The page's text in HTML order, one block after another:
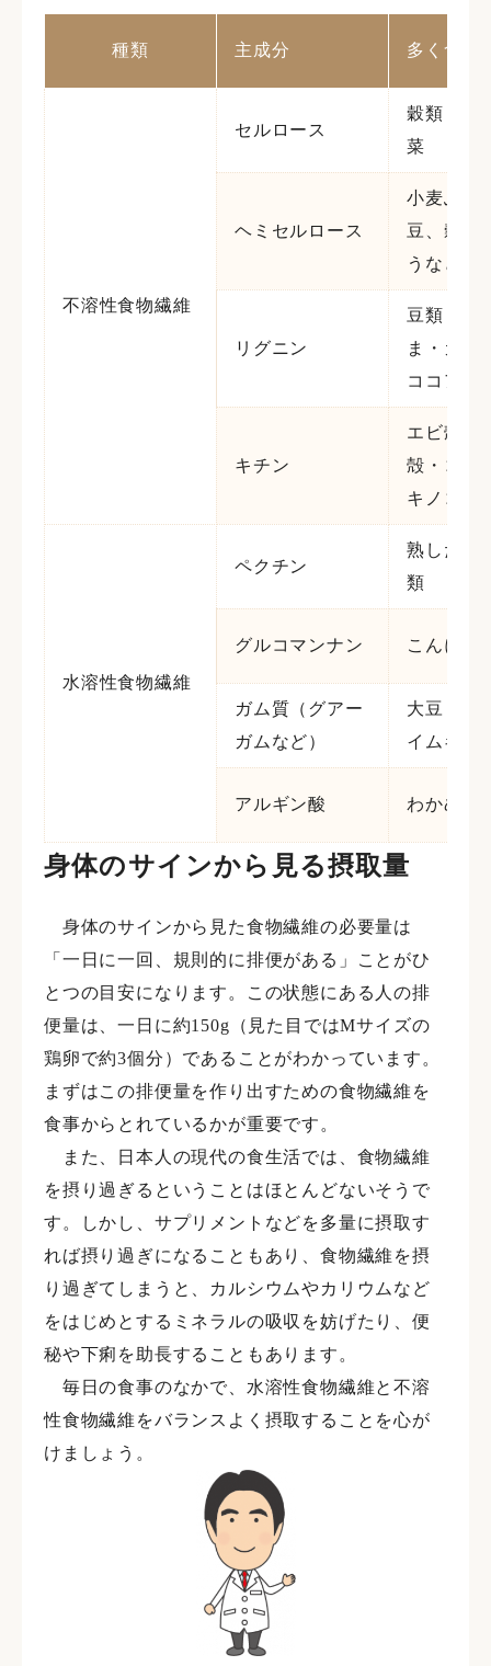
種類 主成分 多く含む
不溶性食物繊維
セルロース
穀類・豆
菜
ヘミセルロース
小麦ふす
豆、穀類
うなど
リグニン
豆類・小
ま・カカ
ココア豆
キチン
エビ殻・
殻・コオ
キノコな
水溶性食物繊維
ペクチン
熟した果
類
グルコマンナン こんにゃ
ガム質（グアー
ガムなど）
大豆・大
イムギ等
アルギン酸 わかめ・
身体のサインから見る摂取量
身体のサインから見た食物繊維の必要量は
「一日に一回、規則的に排便がある」ことがひ
とつの目安になります。この状態にある人の排
便量は、一日に約150g（見た目ではMサイズの
鶏卵で約3個分）であることがわかっています。
まずはこの排便量を作り出すための食物繊維を
食事からとれているかが重要です。
また、日本人の現代の食生活では、食物繊維
を摂り過ぎるということはほとんどないそうで
す。しかし、サプリメントなどを多量に摂取す
れば摂り過ぎになることもあり、食物繊維を摂
り過ぎてしまうと、カルシウムやカリウムなど
をはじめとするミネラルの吸収を妨げたり、便
秘や下痢を助長することもあります。
毎日の食事のなかで、水溶性食物繊維と不溶
性食物繊維をバランスよく摂取することを心が
けましょう。